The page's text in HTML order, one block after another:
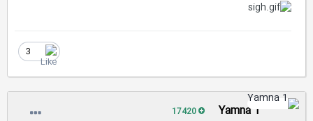
Yamna 1